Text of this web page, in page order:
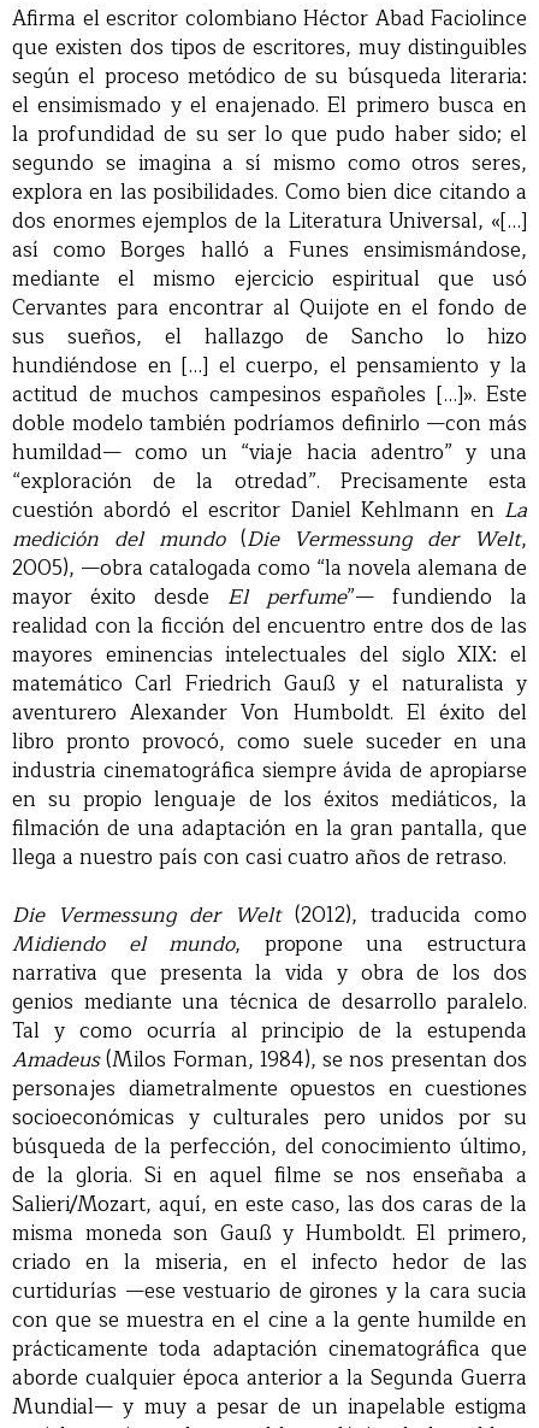
Afirma el escritor colombiano Héctor Abad Faciolince
que existen dos tipos de escritores, muy distinguibles
según el proceso metódico de su búsqueda literaria:
el ensimismado y el enajenado. El primero busca en
la profundidad de su ser lo que pudo haber sido; el
segundo se imagina a sí mismo como otros seres,
explora en las posibilidades. Como bien dice citando a
dos enormes ejemplos de la Literatura Universal, «[…]
así como Borges halló a Funes ensimismándose,
mediante el mismo ejercicio espiritual que usó
Cervantes para encontrar al Quijote en el fondo de
sus sueños, el hallazgo de Sancho lo hizo
hundiéndose en […] el cuerpo, el pensamiento y la
actitud de muchos campesinos españoles […]». Este
doble modelo también podríamos definirlo —con más
humildad— como un “viaje hacia adentro” y una
“exploración de la otredad”. Precisamente esta
cuestión abordó el escritor Daniel Kehlmann en La
medición del mundo(Die Vermessung der Welt,
2005), —obra catalogada como “la novela alemana de
mayor éxito desde El perfume”— fundiendo la
realidad con la ficción del encuentro entre dos de las
mayores eminencias intelectuales del siglo XIX: el
matemático Carl Friedrich Gauß y el naturalista y
aventurero Alexander Von Humboldt. El éxito del
libro pronto provocó, como suele suceder en una
industria cinematográfica siempre ávida de apropiarse
en su propio lenguaje de los éxitos mediáticos, la
filmación de una adaptación en la gran pantalla, que
llega a nuestro país con casi cuatro años de retraso.
Die Vermessung der Welt(2012), traducida como
Midiendo el mundo, propone una estructura
narrativa que presenta la vida y obra de los dos
genios mediante una técnica de desarrollo paralelo.
Tal y como ocurría al principio de la estupenda
Amadeus(Milos Forman, 1984), se nos presentan dos
personajes diametralmente opuestos en cuestiones
socioeconómicas y culturales pero unidos por su
búsqueda de la perfección, del conocimiento último,
de la gloria. Si en aquel filme se nos enseñaba a
Salieri/Mozart, aquí, en este caso, las dos caras de la
misma moneda son Gauß y Humboldt. El primero,
criado en la miseria, en el infecto hedor de las
curtidurías —ese vestuario de girones y la cara sucia
con que se muestra en el cine a la gente humilde en
prácticamente toda adaptación cinematográfica que
aborde cualquier época anterior a la Segunda Guerra
Mundial— y muy a pesar de un inapelable estigma